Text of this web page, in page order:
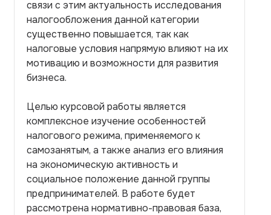
связи с этим актуальность исследования
налогообложения данной категории
существенно повышается, так как
налоговые условия напрямую влияют на их
мотивацию и возможности для развития
бизнеса.
Целью курсовой работы является
комплексное изучение особенностей
налогового режима, применяемого к
самозанятым, а также анализ его влияния
на экономическую активность и
социальное положение данной группы
предпринимателей. В работе будет
рассмотрена нормативно-правовая база,